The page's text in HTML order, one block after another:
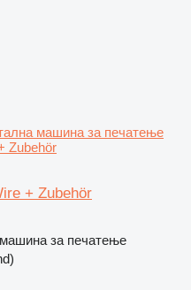
машина за печатење
Zubehör
+ Zubehör
за печатење